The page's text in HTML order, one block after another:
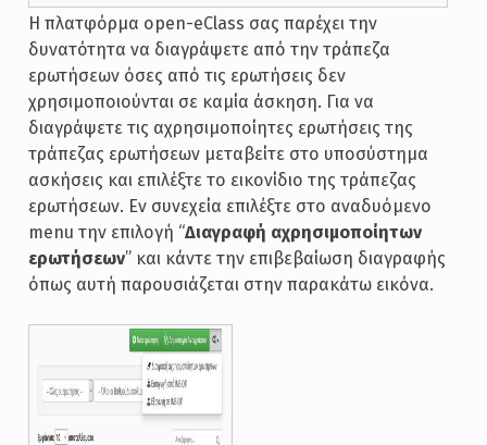
Η πλατφόρμα open-eClass σας παρέχει την
δυνατότητα να διαγράψετε από την τράπεζα
ερωτήσεων όσες από τις ερωτήσεις δεν
χρησιμοποιούνται σε καμία άσκηση. Για να
διαγράψετε τις αχρησιμοποίητες ερωτήσεις της
τράπεζας ερωτήσεων μεταβείτε στο υποσύστημα
ασκήσεις και επιλέξτε το εικονίδιο της τράπεζας
ερωτήσεων. Εν συνεχεία επιλέξτε στο αναδυόμενο
menu την επιλογή “Διαγραφή αχρησιμοποίητων
ερωτήσεων” και κάντε την επιβεβαίωση διαγραφής
όπως αυτή παρουσιάζεται στην παρακάτω εικόνα.